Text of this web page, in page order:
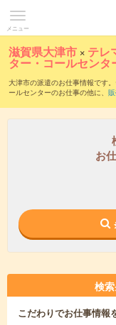
メニュー
滋賀県大津市 × テレ
ター・コールセンタ
大津市の派遣のお仕事情報です
ールセンターのお仕事の他に、
でいただけます。職種辞典：テ
お
検
こだわりでお仕事情報